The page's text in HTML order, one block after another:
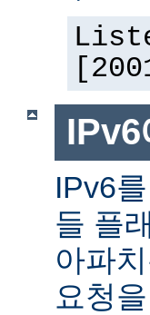
IPv6
IPv6
들 플
아파
요청